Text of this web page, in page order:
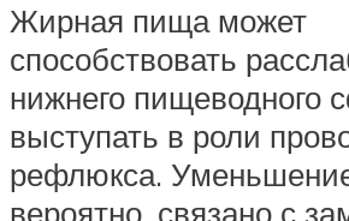
Жирная пища может
способствовать
нижнего пищеводного
выступать в роли
рефлюкса.
вероятно, связано с